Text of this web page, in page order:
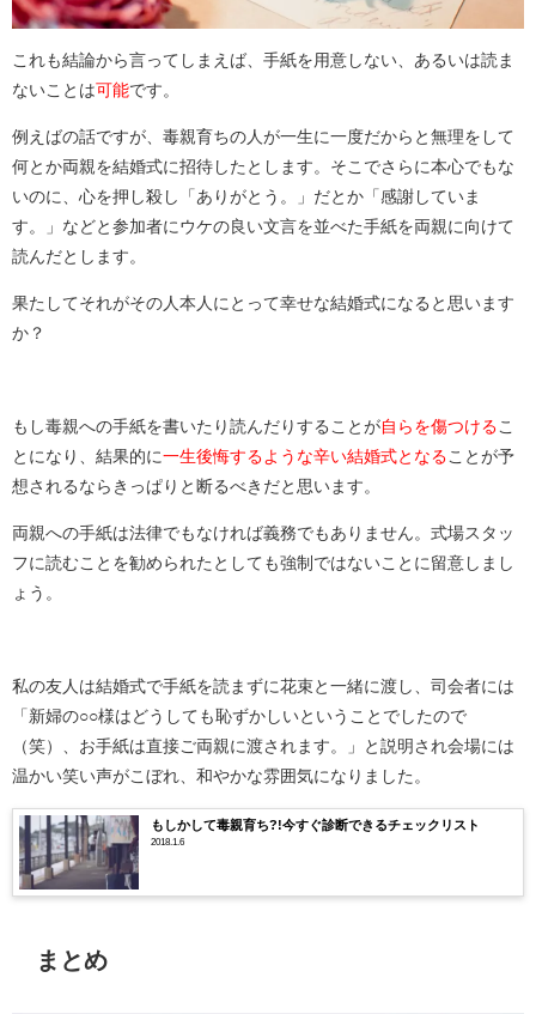
これも結論から言ってしまえば、手紙を用意しない、あるいは読ま
ないことは可能です。
例えばの話ですが、毒親育ちの人が一生に一度だからと無理をして
何とか両親を結婚式に招待したとします。そこでさらに本心でもな
いのに、心を押し殺し「ありがとう。」だとか「感謝していま
す。」などと参加者にウケの良い文言を並べた手紙を両親に向けて
読んだとします。
果たしてそれがその人本人にとって幸せな結婚式になると思います
か？
もし毒親への手紙を書いたり読んだりすることが自らを傷つける こ
とになり、結果的に一生後悔するような辛い結婚式となる ことが予
想されるならきっぱりと断るべきだと思います。
両親への手紙は法律でもなければ義務でもありません。式場スタッ
フに読むことを勧められたとしても強制ではないことに留意しまし
ょう。
私の友人は結婚式で手紙を読まずに花束と一緒に渡し、司会者には
「新婦の○○様はどうしても恥ずかしいということでしたので
（笑）、お手紙は直接ご両親に渡されます。」と説明され会場には
温かい笑い声がこぼれ、和やかな雰囲気になりました。
もしかして毒親育ち?!今すぐ診断できるチェックリスト
2018.1.6
まとめ